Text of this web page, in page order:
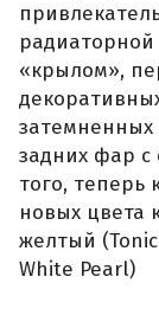
«крылом»,
задних фар
того, теперь
новых цвета
желтый
White Pearl)